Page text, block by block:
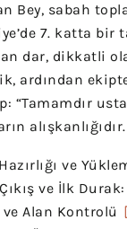
Bey, sabah
7. katta bir
dar, dikkatli
ardından
“Tamamdır
alışkanlığıdır.
ve
ve İlk
Alan Kontrolü